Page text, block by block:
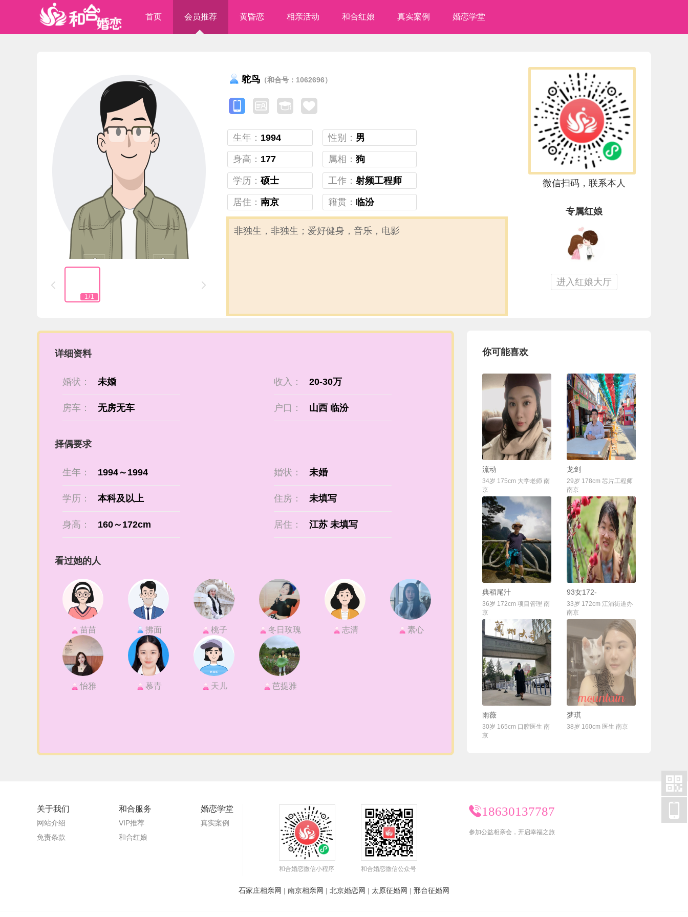
首页 会员推荐 黄昏恋 相亲活动 和合红娘 真实案例 婚恋学堂

1/1

鸵鸟 （和合号：1062696）
生年： 1994
身高： 177
学历：硕士
居住： 南京
性别： 男
属相： 狗
工作： 射频工程师
籍贯： 临汾
非独生，非独生；爱好健身，音乐，电影
微信扫码，联系本人
专属红娘
进入红娘大厅
详细资料
婚状： 未婚 收入： 20-30万
房车： 无房无车 户口： 山西 临汾
择偶要求
生年： 1994～1994 婚状： 未婚
学历： 本科及以上 住房： 未填写
身高： 160～172cm 居住： 江苏 未填写
看过她的人
苗苗 拂面 桃子 冬日玫瑰 志清 素心
怡雅 慕青 天儿 芭提雅
你可能喜欢
流动
34岁 175cm 大学老师 南
京
龙剑
29岁 178cm 芯片工程师
南京
联系Ta
典稻尾汁
36岁 172cm 项目管理 南
京
联系Ta
93女172-
33岁 172cm 江浦街道办
南京
雨薇
30岁 165cm 口腔医生 南
京
梦琪
38岁 160cm 医生 南京
关于我们
网站介绍
免责条款
和合服务
VIP推荐
和合红娘
婚恋学堂
真实案例
和合婚恋微信小程序 和合婚恋微信公众号
18630137787
参加公益相亲会，开启幸福之旅
石家庄相亲网 | 南京相亲网 | 北京婚恋网 | 太原征婚网 | 邢台征婚网
